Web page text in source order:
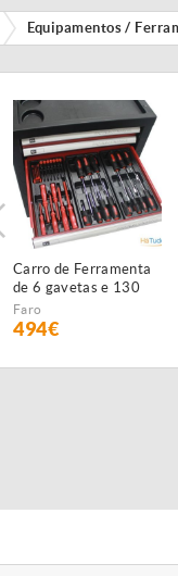
Equipamentos /
Carro de Ferramenta
de 6 gavetas e 130
peças - NOVO -
c/Garantia
Faro
494€